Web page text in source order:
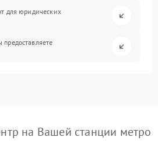
для юридических
на Вашей станции метро